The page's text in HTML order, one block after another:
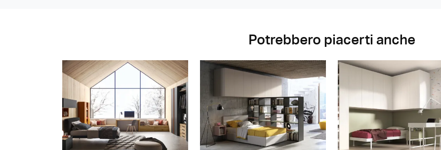
Potrebbero piacerti anche